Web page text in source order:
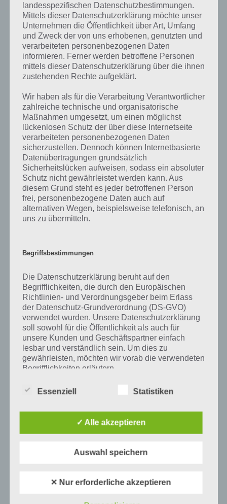
The Maze für Android im Google Play
Store
werden. Die App ist gerademal 8,5 MB groß und erfordert
mindestens Android 2.2. Finanziert wird das ganze im übrigen durch
Werbung. Hier gehts zum Download von The Maze:
The Maze für iPhone, iPad und iPod
Touch im iTunes App Store
Für iOS gibt es die Spiele App The Maze zwar nicht, aber dafür
zahlreiche Alternativen. Sollte The Maze in Zukunft für iOS
erscheinen, werden wir euch natürlich informieren.
Auf WhatsApp teilen
Tweet auf Twitter
Mehr Artikel hier auf Touchportal
KOMMENTARE
landesspezifischen Datenschutzbestimmungen.
Mittels dieser Datenschutzerklärung möchte unser
Unternehmen die Öffentlichkeit über Art, Umfang
und Zweck der von uns erhobenen, genutzten und
verarbeiteten personenbezogenen Daten
informieren. Ferner werden betroffene Personen
mittels dieser Datenschutzerklärung über die ihnen
zustehenden Rechte aufgeklärt.
Wir haben als für die Verarbeitung Verantwortlicher
zahlreiche technische und organisatorische
Maßnahmen umgesetzt, um einen möglichst
lückenlosen Schutz der über diese Internetseite
verarbeiteten personenbezogenen Daten
sicherzustellen. Dennoch können Internetbasierte
Datenübertragungen grundsätzlich
Sicherheitslücken aufweisen, sodass ein absoluter
Schutz nicht gewährleistet werden kann. Aus
diesem Grund steht es jeder betroffenen Person
frei, personenbezogene Daten auch auf
alternativen Wegen, beispielsweise telefonisch, an
uns zu übermitteln.
Begriffsbestimmungen
Die Datenschutzerklärung beruht auf den
Begrifflichkeiten, die durch den Europäischen
Richtlinien- und Verordnungsgeber beim Erlass
der Datenschutz-Grundverordnung (DS-GVO)
verwendet wurden. Unsere Datenschutzerklärung
soll sowohl für die Öffentlichkeit als auch für
unsere Kunden und Geschäftspartner einfach
lesbar und verständlich sein. Um dies zu
gewährleisten, möchten wir vorab die verwendeten
Begrifflichkeiten erläutern.
Wir verwenden in dieser Datenschutzerklärung
a) personenbezogene Daten
Personenbezogene Daten sind alle
oder identifizierbare natürliche Person (im
Folgenden „betroffene Person") beziehen.
Essenziell Statistiken
✓ Alle akzeptieren
Auswahl speichern
✕ Nur erforderliche akzeptieren